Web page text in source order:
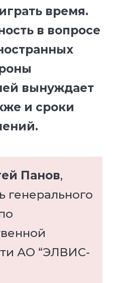
время.
в вопросе
вынуждает
и сроки
Панов,
генерального
АО “ЭЛВИС-